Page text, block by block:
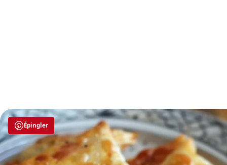
Épingler